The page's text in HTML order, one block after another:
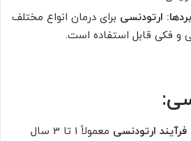
ارتودنسی برای درمان انواع مختلف
و فکی قابل استفاده است.
فرآیند ارتودنسی
معمولاً 1 تا 3 سال